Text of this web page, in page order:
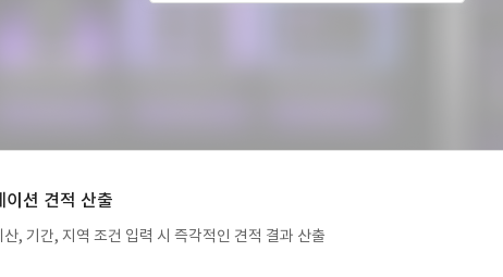
이션 견적 산출
, 기간, 지역 조건 입력 시 즉각적인 견적 결과 산출